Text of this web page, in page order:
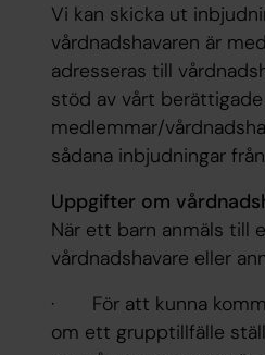
Vi kan skicka ut
vårdnadshavaren är
adresseras till
stöd av vårt
medlemmar/
sådana inbjudningar
Uppgifter om
När ett barn anmäls till
vårdnadshavare eller
· För att kunna
om ett grupptillfälle